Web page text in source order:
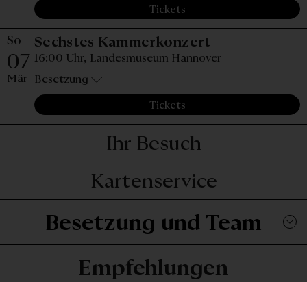
Tickets
So
07
Mär
Sechstes KammerkonzertSonntag, 07.
16:00 Uhr, Landesmuseum Hannover
Besetzung
Tickets
Ihr Besuch
Kartenservice
Besetzung und Team
Empfehlungen